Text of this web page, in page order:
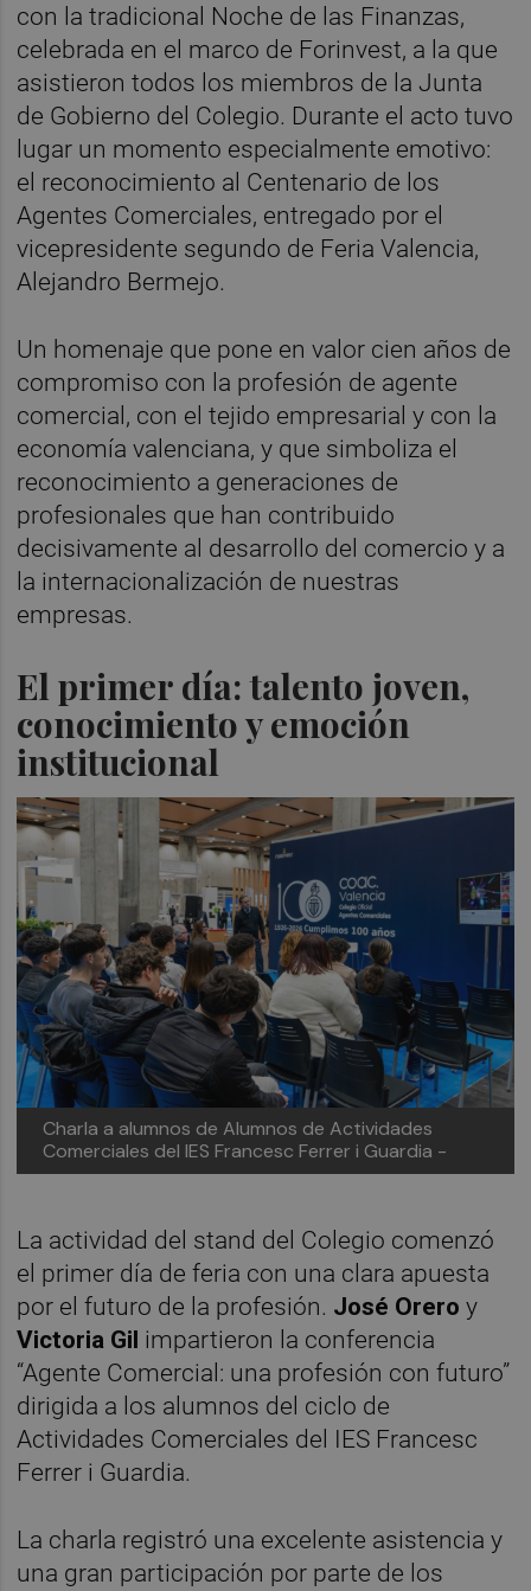
con la tradicional Noche de las Finanzas,
celebrada en el marco de Forinvest, a la que
asistieron todos los miembros de la Junta
de Gobierno del Colegio. Durante el acto tuvo
lugar un momento especialmente emotivo:
el reconocimiento al Centenario de los
Agentes Comerciales, entregado por el
vicepresidente segundo de Feria Valencia,
Alejandro Bermejo.
Un homenaje que pone en valor cien años de
compromiso con la profesión de agente
comercial, con el tejido empresarial y con la
economía valenciana, y que simboliza el
reconocimiento a generaciones de
profesionales que han contribuido
decisivamente al desarrollo del comercio y a
la internacionalización de nuestras
empresas.
El primer día: talento joven,
conocimiento y emoción
institucional
Charla a alumnos de Alumnos de Actividades
Comerciales del IES Francesc Ferrer i Guardia -
La actividad del stand del Colegio comenzó
el primer día de feria con una clara apuesta
por el futuro de la profesión. José Orero y
Victoria Gil impartieron la conferencia
“Agente Comercial: una profesión con futuro”
dirigida a los alumnos del ciclo de
Actividades Comerciales del IES Francesc
Ferrer i Guardia.
La charla registró una excelente asistencia y
una gran participación por parte de los